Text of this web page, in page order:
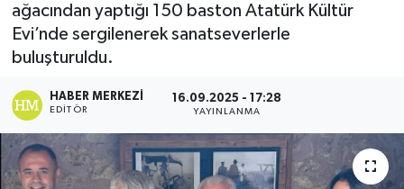
ağacından yaptığı 150 baston Atatürk Kültür
Evi’nde sergilenerek sanatseverlerle
buluşturuldu.
HABER MERKEZI
EDITÖR
16.09.2025 - 17:28
YAYINLANMA
Spor
Magazin
Son Dakika Haberleri